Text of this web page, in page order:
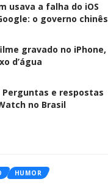
usava a falha do iOS
o governo chinês
gravado no iPhone,
d’água
Perguntas e respostas
no Brasil
HUMOR